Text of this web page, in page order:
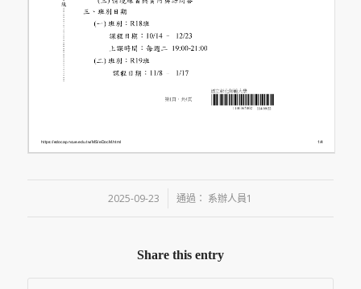
2025-09-23
/ 通過： 系辦人員1
Share this entry